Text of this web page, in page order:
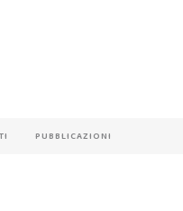
PUBBLICAZIONI